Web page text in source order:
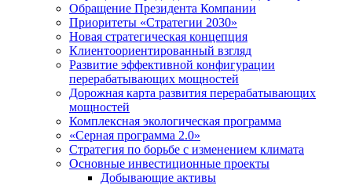
Обращение Президента Компании
Приоритеты «Стратегии 2030»
Новая стратегическая концепция
Клиентоориентированный взгляд
Развитие эффективной конфигурации
перерабатывающих мощностей
Дорожная карта развития перерабатывающих
мощностей
Комплексная экологическая программа
«Серная программа 2.0»
Стратегия по борьбе с изменением климата
Основные инвестиционные проекты
Добывающие активы